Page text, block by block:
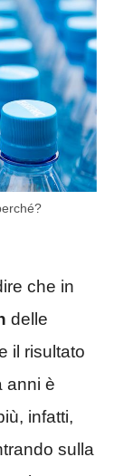
che in
delle
il risultato
anni è
infatti,
sulla